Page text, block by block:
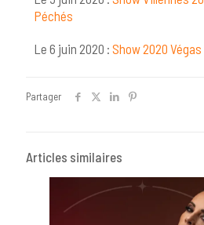
Péchés
Le 6 juin 2020 : Show 2020
Partager
Articles similaires